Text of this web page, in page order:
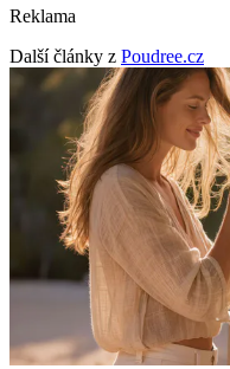
Reklama
Další články z Poudree.cz